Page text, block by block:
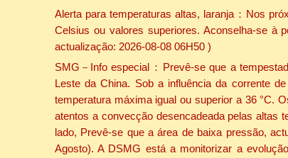
Alerta para temperaturas altas, laranja：Nos
Celsius ou valores superiores. Aconselha-se à
actualização: 2026-08-08 06H50 )
SMG－Info especial：Prevê-se que a
Leste da China. Sob a influência da corrente
temperatura máxima igual ou superior a 36 °C.
atentos a convecção desencadeada pelas altas
lado, Prevê-se que a área de baixa pressão,
Agosto). A DSMG está a monitorizar a